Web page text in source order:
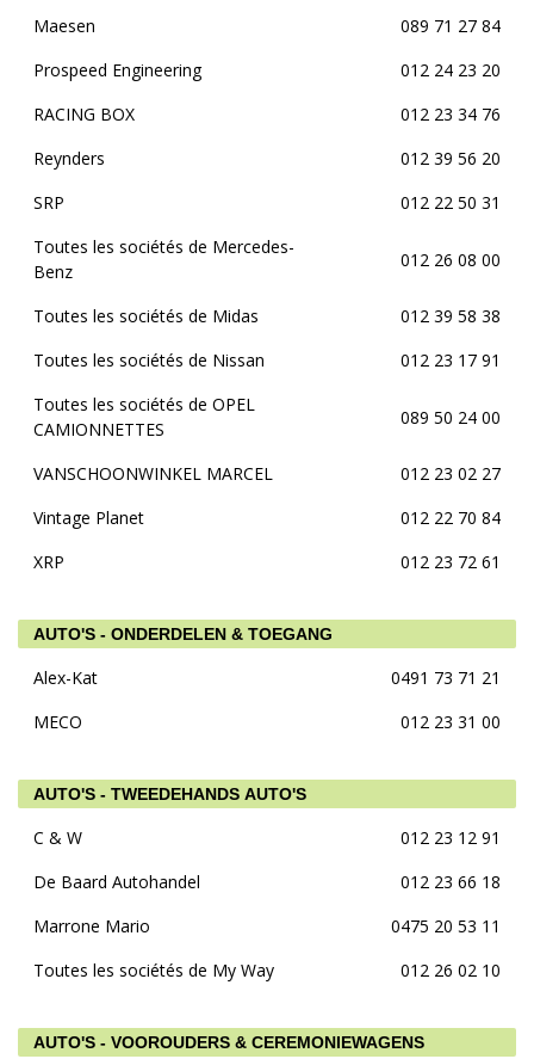
Maesen
089 71 27 84
Prospeed Engineering
012 24 23 20
RACING BOX
012 23 34 76
Reynders
012 39 56 20
SRP
012 22 50 31
Toutes les sociétés de Mercedes-
Benz
012 26 08 00
Toutes les sociétés de Midas
012 39 58 38
Toutes les sociétés de Nissan
012 23 17 91
Toutes les sociétés de OPEL
CAMIONNETTES
089 50 24 00
VANSCHOONWINKEL MARCEL
012 23 02 27
Vintage Planet
012 22 70 84
XRP
012 23 72 61
AUTO'S - ONDERDELEN & TOEGANG
Alex-Kat
0491 73 71 21
MECO
012 23 31 00
AUTO'S - TWEEDEHANDS AUTO'S
C & W
012 23 12 91
De Baard Autohandel
012 23 66 18
Marrone Mario
0475 20 53 11
Toutes les sociétés de My Way
012 26 02 10
AUTO'S - VOOROUDERS & CEREMONIEWAGENS